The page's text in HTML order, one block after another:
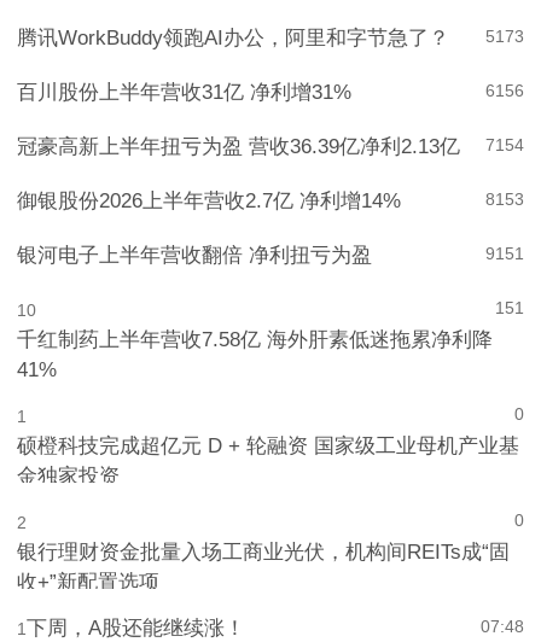
173
5
腾讯WorkBuddy领跑AI办公，阿里和字节急了？
156
6
百川股份上半年营收31亿 净利增31%
154
7
冠豪高新上半年扭亏为盈 营收36.39亿净利2.13亿
153
8
御银股份2026上半年营收2.7亿 净利增14%
151
9
银河电子上半年营收翻倍 净利扭亏为盈
151
10
千红制药上半年营收7.58亿 海外肝素低迷拖累净利降
41%
0
1
硕橙科技完成超亿元 D + 轮融资 国家级工业母机产业基
金独家投资
0
2
银行理财资金批量入场工商业光伏，机构间REITs成“固
收+”新配置选项
07:48
1下周，A股还能继续涨！